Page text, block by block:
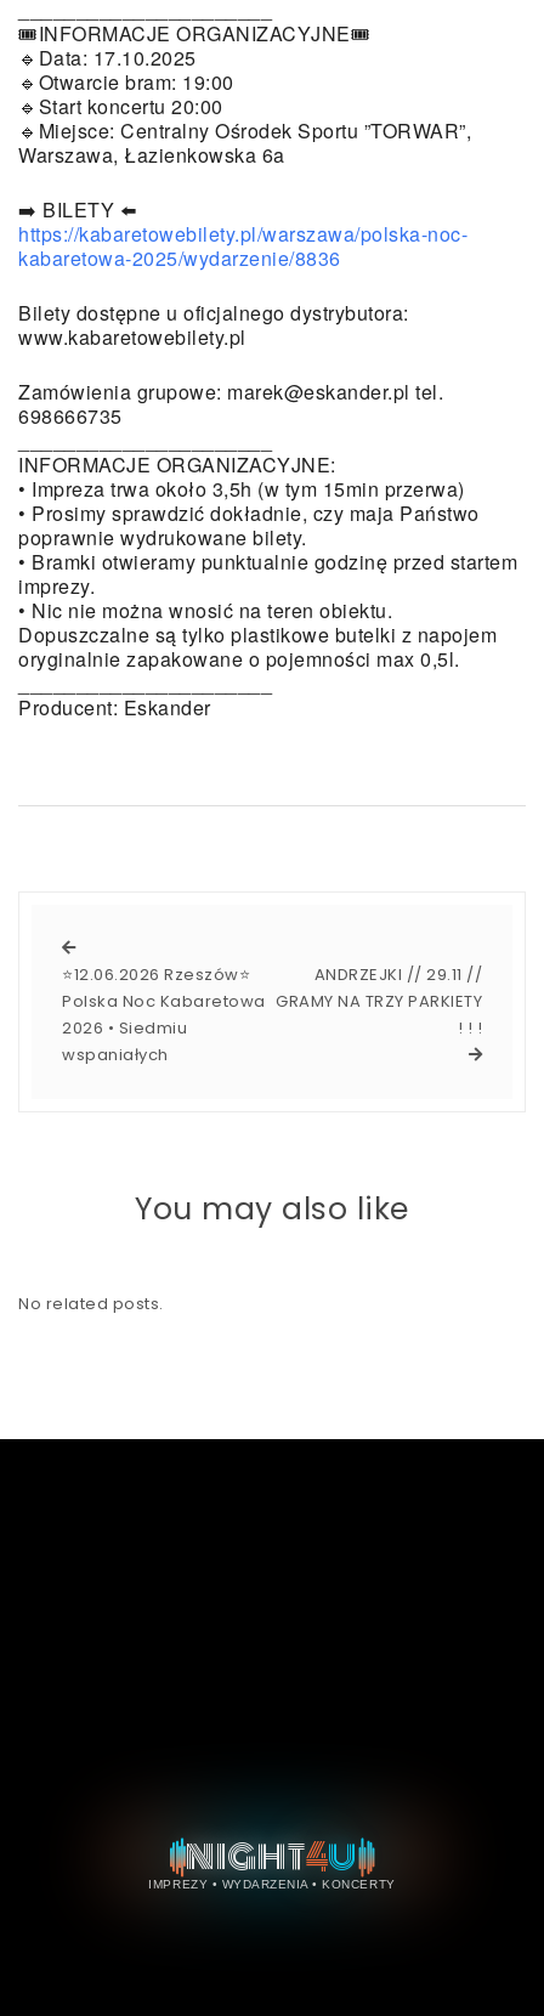
🎟INFORMACJE ORGANIZACYJNE🎟
🔹Data: 17.10.2025
🔹Otwarcie bram: 19:00
🔹Start koncertu 20:00
🔹Miejsce: Centralny Ośrodek Sportu ”TORWAR”,
Warszawa, Łazienkowska 6a
➡️ BILETY ⬅️
https://kabaretowebilety.pl/warszawa/polska-noc-
kabaretowa-2025/wydarzenie/8836
Bilety dostępne u oficjalnego dystrybutora:
www.kabaretowebilety.pl
Zamówienia grupowe: marek@eskander.pl tel.
698666735
INFORMACJE ORGANIZACYJNE:
• Impreza trwa około 3,5h (w tym 15min przerwa)
• Prosimy sprawdzić dokładnie, czy maja Państwo
poprawnie wydrukowane bilety.
• Bramki otwieramy punktualnie godzinę przed startem
imprezy.
• Nic nie można wnosić na teren obiektu.
Dopuszczalne są tylko plastikowe butelki z napojem
oryginalnie zapakowane o pojemności max 0,5l.
Producent: Eskander
⭐️12.06.2026 Rzeszów⭐️
Polska Noc Kabaretowa
2026 • Siedmiu
wspaniałych
ANDRZEJKI // 29.11 //
GRAMY NA TRZY PARKIETY
! ! !
You may also like
No related posts.
NIGHT4U
IMPREZY • WYDARZENIA • KONCERTY